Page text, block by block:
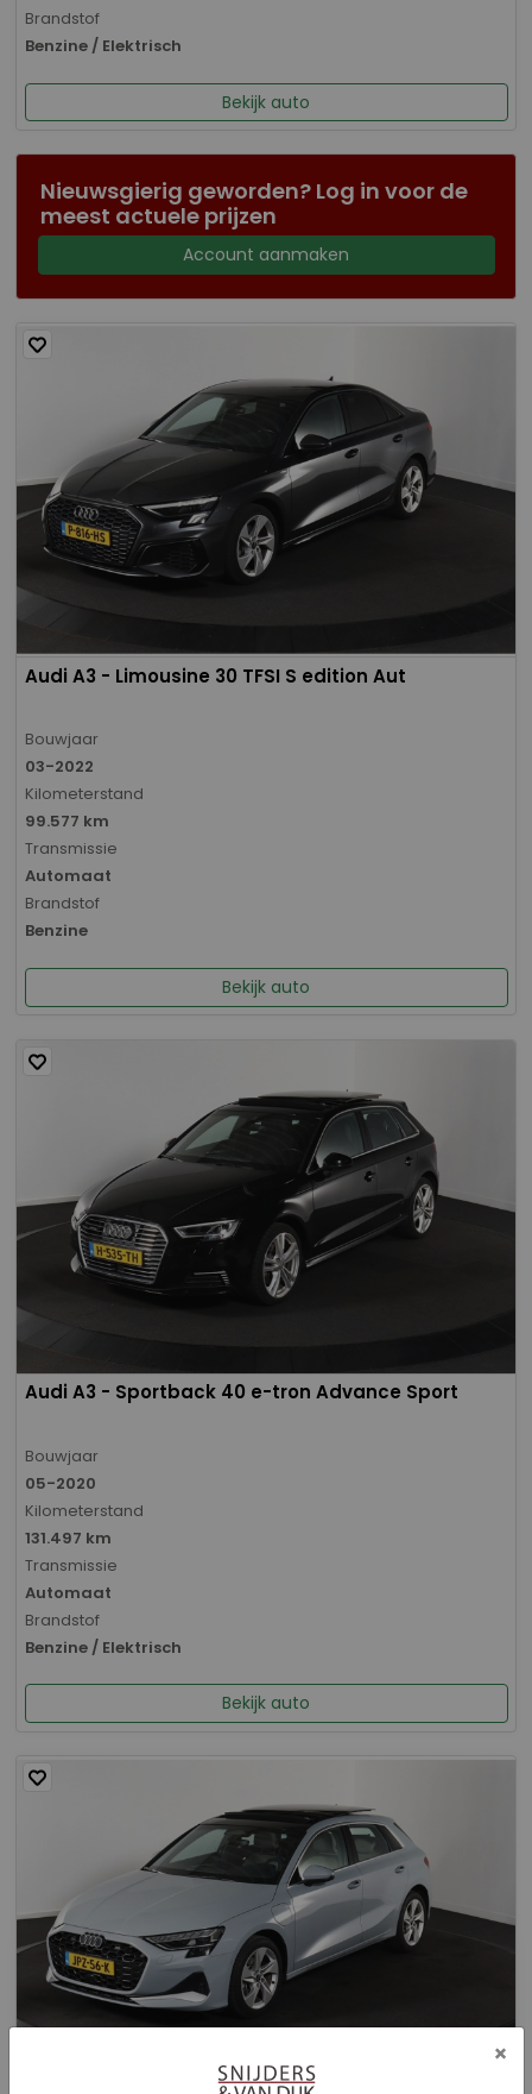
Brandstof
Benzine / Elektrisch
Bekijk auto
Nieuwsgierig geworden? Log in voor de
meest actuele prijzen
Account aanmaken
Audi A3 - Limousine 30 TFSI S edition Aut
Bouwjaar
03-2022
Kilometerstand
99.577 km
Transmissie
Automaat
Brandstof
Benzine
Bekijk auto
Audi A3 - Sportback 40 e-tron Advance Sport
Bouwjaar
05-2020
Kilometerstand
131.497 km
Transmissie
Automaat
Brandstof
Benzine / Elektrisch
Bekijk auto
×